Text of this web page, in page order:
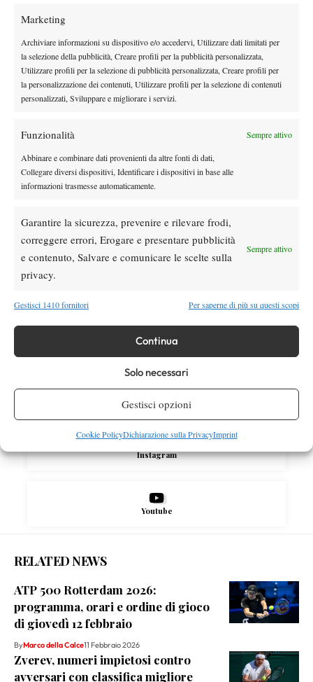
Marketing
Archiviare informazioni su dispositivo e/o accedervi, Utilizzare dati limitati per
la selezione della pubblicità, Creare profili per la pubblicità personalizzata,
Utilizzare profili per la selezione di pubblicità personalizzata, Creare profili per
la personalizzazione dei contenuti, Utilizzare profili per la selezione di contenuti
personalizzati, Sviluppare e migliorare i servizi.
Funzionalità Sempre attivo
Abbinare e combinare dati provenienti da altre fonti di dati,
Collegare diversi dispositivi, Identificare i dispositivi in base alle
informazioni trasmesse automaticamente.
Garantire la sicurezza, prevenire e rilevare frodi,
correggere errori, Erogare e presentare pubblicità
e contenuto, Salvare e comunicare le scelte sulla
privacy.
Sempre attivo
Gestisci 1410 fornitori Per saperne di più su questi scopi
Continua
Solo necessari
Gestisci opzioni
Cookie PolicyDichiarazione sulla PrivacyImprint
News
Masters 1000 Cincinnati 2026: forfait di
Quinn, Sonego entra nel tabellone
Masters 1000 Cincinnati 2026: a che ora e
dove vedere il sorteggio del tabellone
Rusedski sul futuro di Alcaraz: “Non
giocherà lo US Open, forse non lo vedremo
più nel 2026”
Facebook
Instagram
Youtube
RELATED NEWS
ATP 500 Rotterdam 2026:
programma, orari e ordine di gioco
di giovedì 12 febbraio
ByMarco della Calce11 Febbraio 2026
Zverev, numeri impietosi contro
avversari con classifica migliore